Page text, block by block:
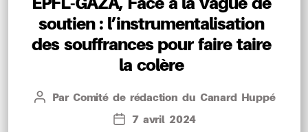
soutien : l’instrumentalisation
des souffrances pour faire taire
la colère
Auteur
Par Comité de rédaction du Canard Huppé
Date7 avril 2024